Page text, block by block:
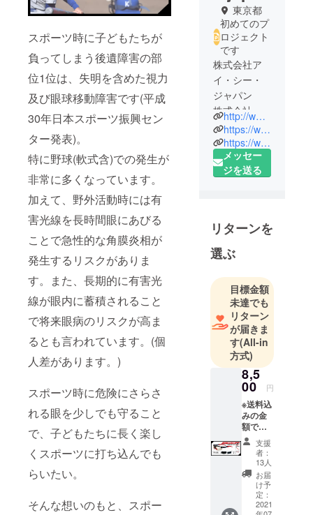
スポーツ時に子どもたちが
負ってしまう後遺障害の部
位1位は、失明を含めた視力
及び眼球移動障害です(平成
30年日本スポーツ振興セン
ター発表)。
特に野球(軟式含)での発生が
非常に多くなっています。
加えて、野外活動時には有
害光線を長時間眼にあびる
ことで急性的な角膜炎相が
発生するリスクがありま
す。また、長期的に有害光
線が眼内に蓄積されること
で将来眼病のリスクが高ま
るとも言われています。(個
人差があります。)
スポーツ時に危険にさらさ
れる眼を少しでも守ること
で、子どもたちに長く楽し
くスポーツに打ち込んでも
らいたい。
そんな想いのもと、スポー
東京都
初めてのプ
ロジェクト
です
株式会社ア
イ・シー・
ジャパン
株式会社ア
イ・シー・
ジャパンは
20年にわた
り妥協のな
らゆるシー
ンにおいて
適した「機
能的」「安
全性」「健
康美容」
「デザイン
性」に富ん
だ製品提供
を実現する
ことが私た
ちの使命で
安全で高額
性能に優れ
た次世代素
「NXT」を
http://www.ic-j.co.jp/lens/
https://www.gurutto-mama-shonan.com/detail/1024/index.html
https://www.honkuge.com/
メッセー
ジを送る
リターンを
選ぶ
目標金額
未達でも
リターン
が届きま
す(All-in
方式)
8,5
00 円
※送料込
みの金
額で
す。
【セッ
ト内
容】 ・
「SPEC
-01R」
本体
支援
者：
13人
お届
け予
定：
2021